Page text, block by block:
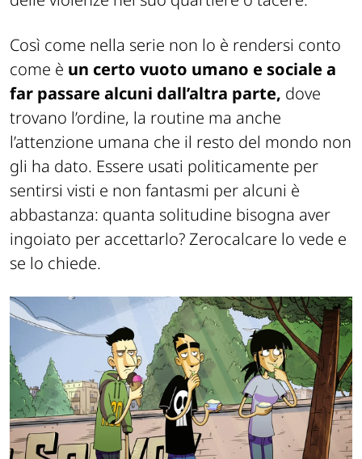
Così come nella serie non lo è rendersi conto
come è un certo vuoto umano e sociale a
far passare alcuni dall’altra parte, dove
trovano l’ordine, la routine ma anche
l’attenzione umana che il resto del mondo non
gli ha dato. Essere usati politicamente per
sentirsi visti e non fantasmi per alcuni è
abbastanza: quanta solitudine bisogna aver
ingoiato per accettarlo? Zerocalcare lo vede e
se lo chiede.